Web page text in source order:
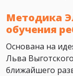
Методика
обучения
Основана на
Льва
ближайшего